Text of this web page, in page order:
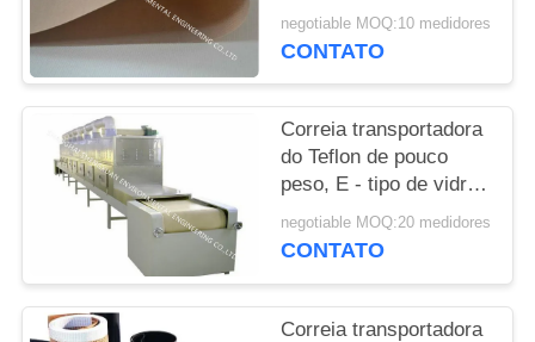
transportadora de alta
temperatura com
negotiable MOQ:10 medidores
CONTATO
Correia transportadora
do Teflon de pouco
peso, E - tipo de vidro
correia transportadora
do fio da fibra de vidro
negotiable MOQ:20 medidores
CONTATO
Correia transportadora